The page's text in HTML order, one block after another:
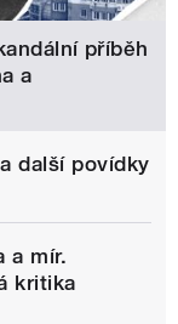
příběh
a
další povídky
a mír.
kritika